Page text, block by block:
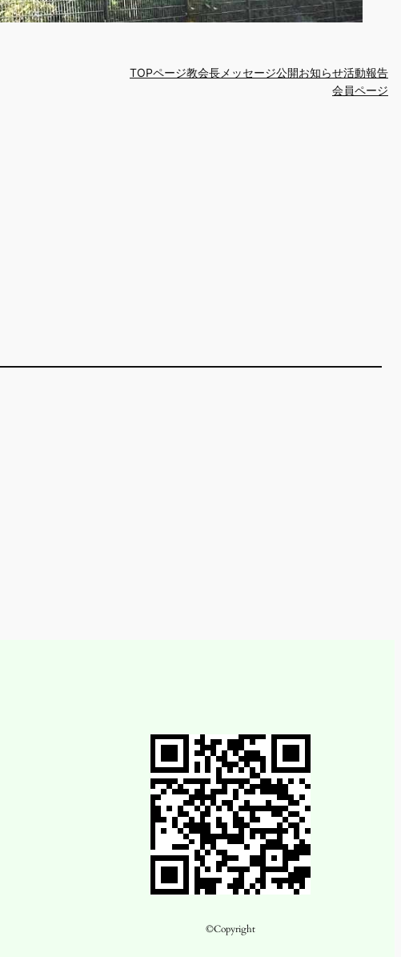
TOPページ教会長メッセージ公開お知らせ活動報告
会員ページ
©Copyright